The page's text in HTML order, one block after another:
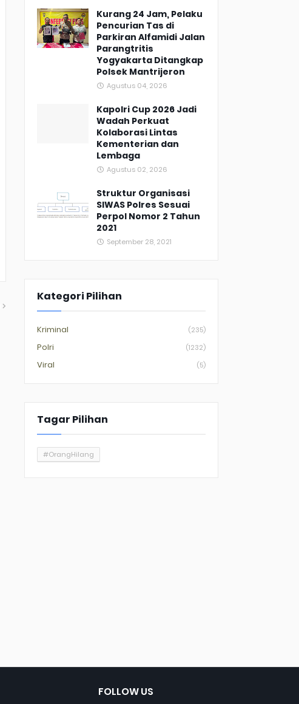
Kurang 24 Jam, Pelaku
Pencurian Tas di
Parkiran Alfamidi Jalan
Parangtritis
Yogyakarta Ditangkap
Polsek Mantrijeron
Agustus 04, 2026
Kapolri Cup 2026 Jadi
Wadah Perkuat
Kolaborasi Lintas
Kementerian dan
Lembaga
Agustus 02, 2026
Struktur Organisasi
SIWAS Polres Sesuai
Perpol Nomor 2 Tahun
2021
September 28, 2021
Kategori Pilihan
Kriminal (235)
Polri (1232)
Viral (5)
Tagar Pilihan
#OrangHilang
FOLLOW US